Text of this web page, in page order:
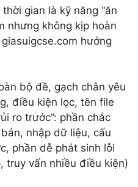
gian là kỹ năng “ăn
nhưng không kịp hoàn
hướng
bộ đề, gạch chân yêu
điều kiện lọc, tên file
ro trước”: phần chắc
nhập dữ liệu, cấu
phần dễ phát sinh lỗi
truy vấn nhiều điều kiện)